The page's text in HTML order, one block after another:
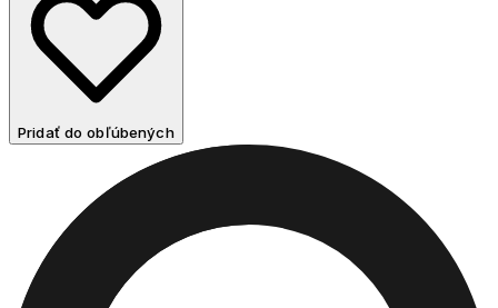
Pridať do obľúbených